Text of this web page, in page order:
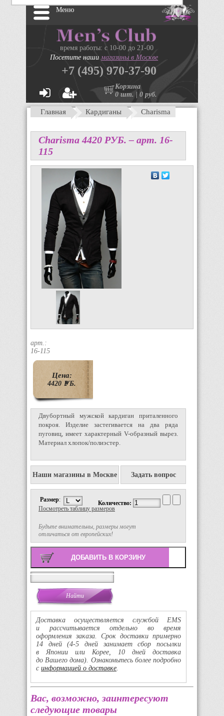
Меню
время работы: с 10-00 до 21-00
Посетите нашимагазины в Москве
+7 (495) 970-37-90
Корзина
0 шт. | 0 руб.
Главная Кардиганы Charisma
Charisma4420 PУБ. – арт. 16-
115
арт.:
16-115
Цена:
4420 P
УБ.
Двубортный мужской кардиган приталенного
покроя. Изделие застегивается на два ряда
пуговиц, имеет характерный V-образный вырез.
Материал хлопок/полиэстер.
Наши магазины в Москве Задать вопрос
Размер:
Будьте внимательны, размеры могут
отличаться от европейских!
Посмотреть таблицу размеров
Количество:
Поиск
Доставка осуществляется службой EMS
и рассчитывается отдельно во время
оформления заказа. Срок доставки примерно
14 дней(4-5 дней занимает сбор посылки
в Японии или Корее, 10 дней доставка
до Вашего дома). Ознакомьтесь более подробно
с информацией о доставке.
Вас, возможно, заинтересуют
следующие товары